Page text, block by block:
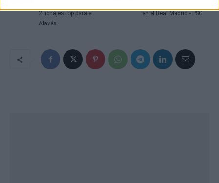
2 fichajes top para el
Alavés
en el Real Madrid - PSG